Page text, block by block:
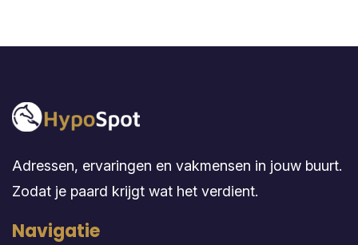
Adressen, ervaringen en vakmensen in jouw buurt.
Zodat je paard krijgt wat het verdient.
Navigatie